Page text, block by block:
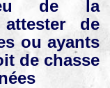
de la
de
ou ayants
de chasse